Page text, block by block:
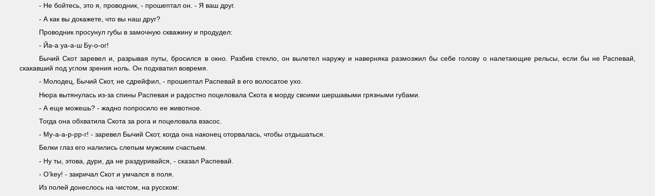
- Не бойтесь, это я, проводник, - прошептал он. - Я ваш друг.
- А как вы докажете, что вы наш друг?
Проводник просунул губы в замочную скважину и продудел:
- Йа-а уа-а-ш Бу-о-ог!
Бычий Скот заревел и, разрывая путы, бросился в окно. Разбив стекло, он вылетел наружу и наверняка размозжил бы себе голову о налетающие рельсы, если бы не Распевай,
скакавший под углом зрения ноль. Он подхватил вовремя.
- Молодец, Бычий Скот, не сдрейфил, - прошептал Распевай в его волосатое ухо.
Нюра вытянулась из-за спины Распевая и радостно поцеловала Скота в морду своими шершавыми грязными губами.
- А еще можешь? - жадно попросило ее животное.
Тогда она обхватила Скота за рога и поцеловала взасос.
- Му-а-а-р-рр-г! - заревел Бычий Скот, когда она наконец оторвалась, чтобы отдышаться.
Белки глаз его налились слепым мужским счастьем.
- Ну ты, этова, дури, да не раздуривайся, - сказал Распевай.
- O’key! - закричал Скот и умчался в поля.
Из полей донеслось на чистом, на русском: